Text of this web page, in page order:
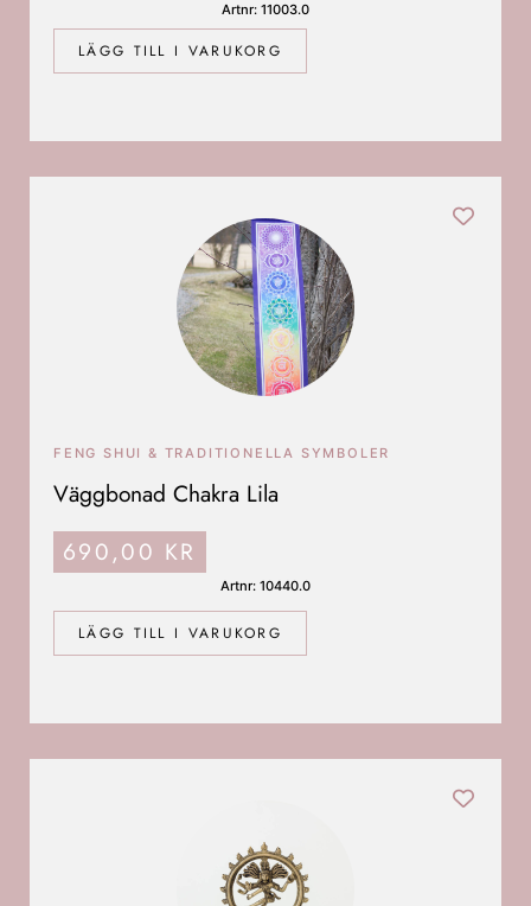
LÄGG TILL I VARUKORG
Artnr: 11003.0
LÄGG TILL I VARUKORG
FENG SHUI & TRADITIONELLA SYMBOLER
Väggbonad Chakra Lila
690,00 KR
Artnr: 10440.0